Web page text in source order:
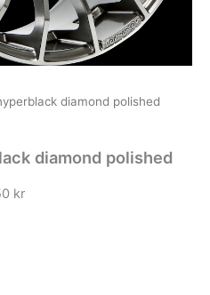
diamond polished
diamond polished
kr